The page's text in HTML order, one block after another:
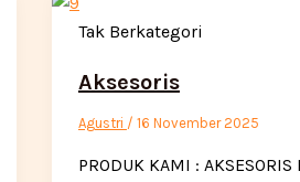
Tak Berkategori
Aksesoris
Agustri / 16 November 2025
PRODUK KAMI :